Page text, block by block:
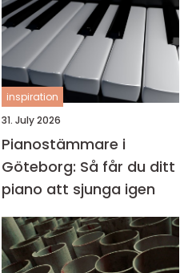
inspiration
31. July 2026
Pianostämmare i
Göteborg: Så får du ditt
piano att sjunga igen